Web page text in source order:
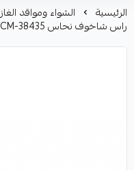
الرئيسية الشواء ومواقد الغاز
راس شاخوف نحاس CM-38435